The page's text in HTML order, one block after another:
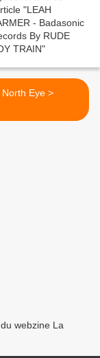
My North Eye >
webzine La